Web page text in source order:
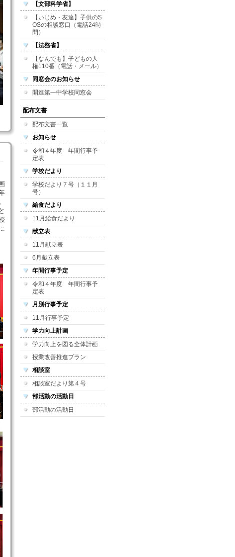
【文部科学省】
【いじめ・友達】子供のS
OSの相談窓口（電話24時
間）
【法務省】
【なんでも】子どもの人
権110番（電話・メール）
同窓会のお知らせ
開進第一中学校同窓会
配布文書
配布文書一覧
お知らせ
令和４年度 年間行事予
定表
学校だより
学校だより７号（１１月
号）
給食だより
11月給食だより
献立表
11月献立表
6月献立表
年間行事予定
令和４年度 年間行事予
定表
月別行事予定
11月行事予定
学力向上計画
学力向上を図る全体計画
授業改善推進プラン
相談室
相談室だより第４号
部活動の活動日
部活動の活動日